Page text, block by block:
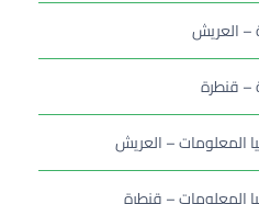
– العريش
– قنطرة
المعلومات – العريش